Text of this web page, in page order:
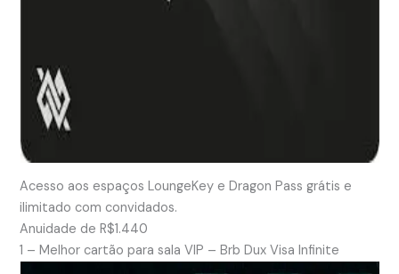
Acesso aos espaços LoungeKey e Dragon Pass grátis e
ilimitado com convidados.
Anuidade de R$1.440
1 – Melhor cartão para sala VIP – Brb Dux Visa Infinite